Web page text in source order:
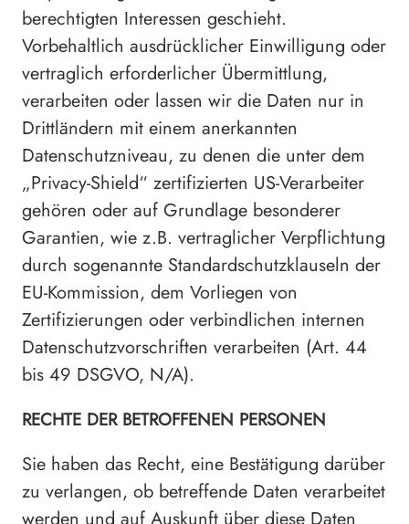
berechtigten Interessen geschieht.
Vorbehaltlich ausdrücklicher Einwilligung oder
vertraglich erforderlicher Übermittlung,
verarbeiten oder lassen wir die Daten nur in
Drittländern mit einem anerkannten
Datenschutzniveau, zu denen die unter dem
„Privacy-Shield“ zertifizierten US-Verarbeiter
gehören oder auf Grundlage besonderer
Garantien, wie z.B. vertraglicher Verpflichtung
durch sogenannte Standardschutzklauseln der
EU-Kommission, dem Vorliegen von
Zertifizierungen oder verbindlichen internen
Datenschutzvorschriften verarbeiten (Art. 44
bis 49 DSGVO, N/A).
RECHTE DER BETROFFENEN PERSONEN
Sie haben das Recht, eine Bestätigung darüber
zu verlangen, ob betreffende Daten verarbeitet